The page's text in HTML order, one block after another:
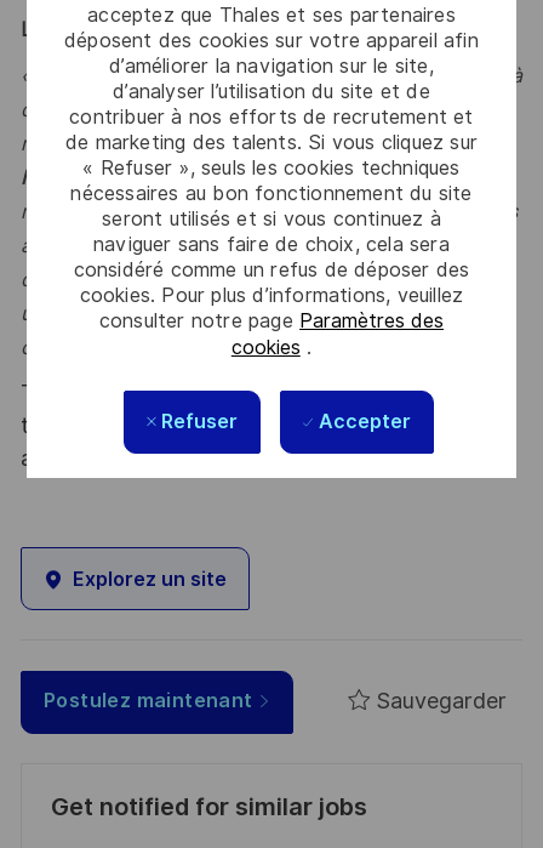
acceptez que Thales et ses partenaires
déposent des cookies sur votre appareil afin
d’améliorer la navigation sur le site,
d’analyser l’utilisation du site et de
contribuer à nos efforts de recrutement et
de marketing des talents. Si vous cliquez sur
« Refuser », seuls les cookies techniques
nécessaires au bon fonctionnement du site
seront utilisés et si vous continuez à
naviguer sans faire de choix, cela sera
considéré comme un refus de déposer des
cookies. Pour plus d’informations, veuillez
consulter notre page Paramètres des
cookies .
Refuser Accepter
LE MOT DE L'ÉQUIPE
« Rejoindre les équipes Payload GEO, c'est contribuer à
des programmes de satellites de télécommunications
reposant sur les plateformesSpaceBus etSpace
Inspire (SPI). Véritable acteur de la performance des
missions télécom, vous évoluerez sur des programmes
à forts enjeux techniques et programmatiques, au sein
d'équipes pluridisciplinaires passionnées où la charge
utile est au cœur de la réussite des missions de nos
clients. »
Thales, entreprise Handi-Engagée, reconnait
tous les talents. La diversité est notre meilleur
atout. Postulez et rejoignez nous !
Explorez un site
Postulez maintenant Sauvegarder
Get notified for similar jobs